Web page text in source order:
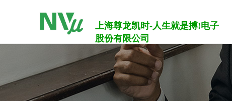
上海尊龙凯时-人生就是搏!电子
股份有限公司